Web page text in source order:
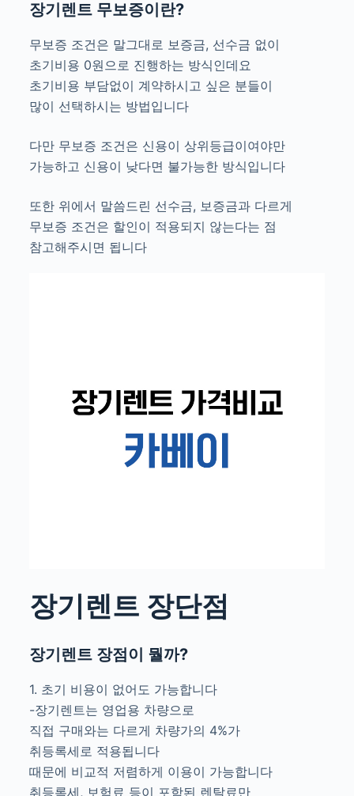
장기렌트 무보증이란?
무보증 조건은 말그대로 보증금, 선수금 없이
초기비용 0원으로 진행하는 방식인데요
초기비용 부담없이 계약하시고 싶은 분들이
많이 선택하시는 방법입니다
다만 무보증 조건은 신용이 상위등급이여야만
가능하고 신용이 낮다면 불가능한 방식입니다
또한 위에서 말씀드린 선수금, 보증금과 다르게
무보증 조건은 할인이 적용되지 않는다는 점
참고해주시면 됩니다
장기렌트 장단점
장기렌트 장점이 뭘까?
1. 초기 비용이 없어도 가능합니다
-장기렌트는 영업용 차량으로
직접 구매와는 다르게 차량가의 4%가
취등록세로 적용됩니다
때문에 비교적 저렴하게 이용이 가능합니다
취등록세, 보험료 등이 포함된 렌탈료만